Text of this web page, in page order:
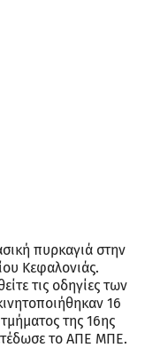
πυρκαγιά στην
Κεφαλονιάς.
τις οδηγίες των
16
της 16ης
το ΑΠΕ ΜΠΕ.